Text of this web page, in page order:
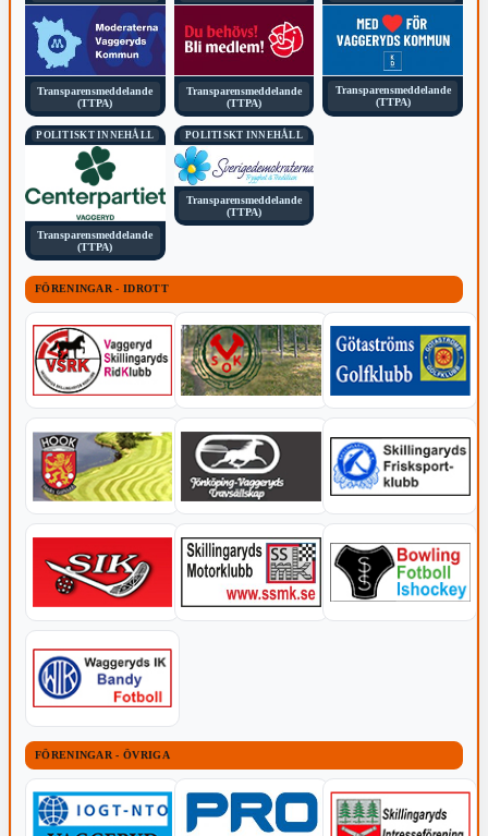
Transparensmeddelande
(TTPA)
Transparensmeddelande
(TTPA)
Transparensmeddelande
(TTPA)
POLITISKT INNEHÅLL
Transparensmeddelande
(TTPA)
POLITISKT INNEHÅLL
Transparensmeddelande
(TTPA)
FÖRENINGAR - IDROTT
FÖRENINGAR - ÖVRIGA